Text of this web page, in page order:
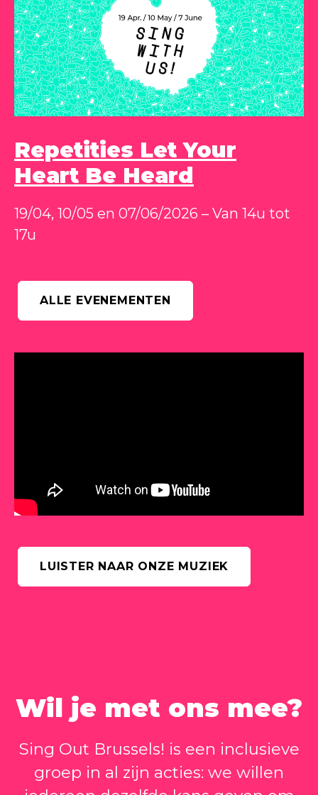
Repetities Let Your
Heart Be Heard
19/04, 10/05 en 07/06/2026 – Van 14u tot
17u
ALLE EVENEMENTEN
LUISTER NAAR ONZE MUZIEK
Wil je met ons mee?
Sing Out Brussels! is een inclusieve
groep in al zijn acties: we willen